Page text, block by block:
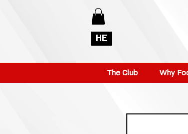
HE
The Club Why